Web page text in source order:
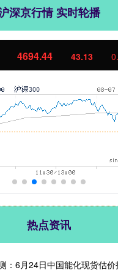
深京行情 实时轮播
1134.24 11.37
热点资讯
：6月24日中国能化现货估价